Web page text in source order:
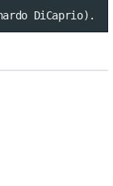
DiCaprio).